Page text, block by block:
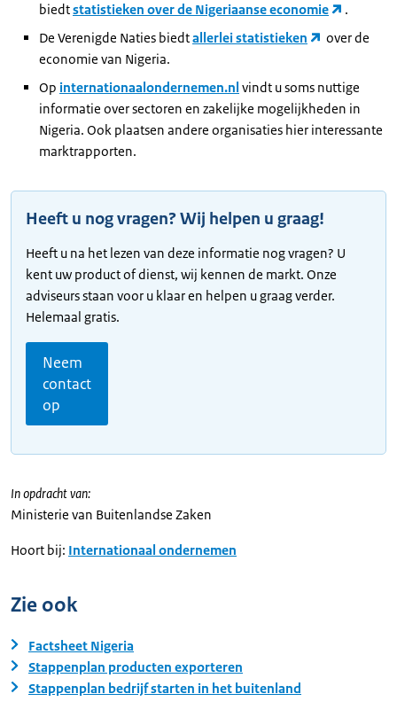
biedtstatistieken over de Nigeriaanse economie
.
De Verenigde Naties biedtallerlei statistieken
over de
economie van Nigeria.
Op internationaalondernemen.nl vindt u soms nuttige
informatie over sectoren en zakelijke mogelijkheden in
Nigeria. Ook plaatsen andere organisaties hier interessante
marktrapporten.
Heeft u nog vragen? Wij helpen u graag!
Heeft u na het lezen van deze informatie nog vragen? U
kent uw product of dienst, wij kennen de markt. Onze
adviseurs staan voor u klaar en helpen u graag verder.
Helemaal gratis.
Neem
contact
op
In opdracht van:
Ministerie van Buitenlandse Zaken
Hoort bij: Internationaal ondernemen
Zie ook
Factsheet Nigeria
Stappenplan producten exporteren
Stappenplan bedrijf starten in het buitenland